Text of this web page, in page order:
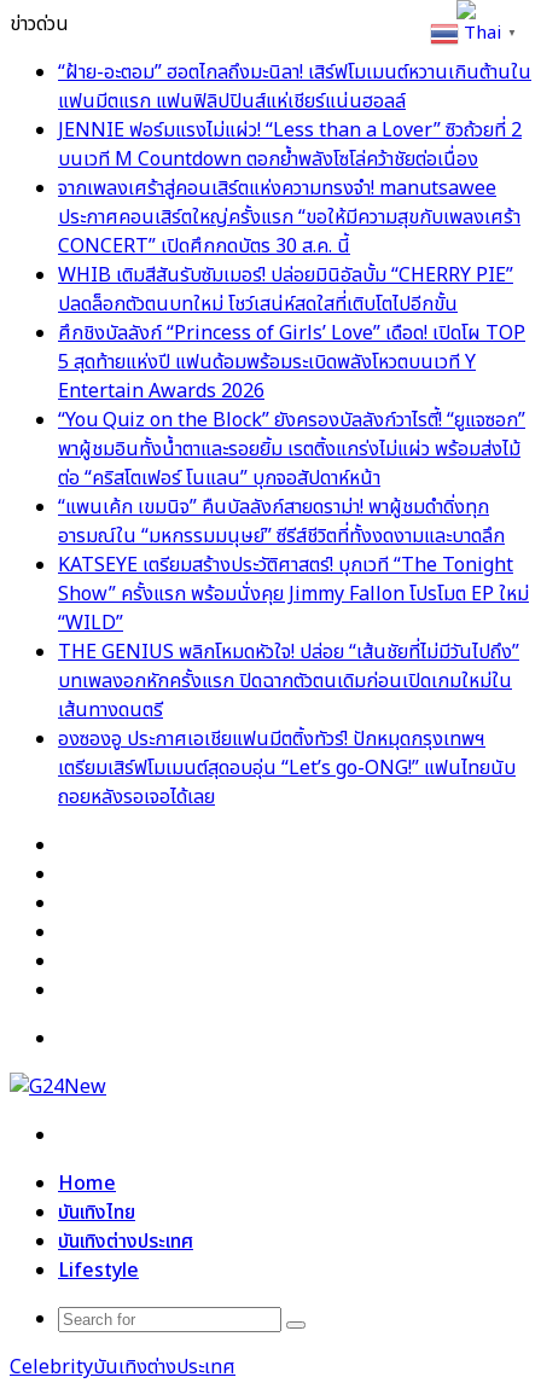
ข่าวด่วน
“ฝ้าย-อะตอม” ฮอตไกลถึงมะนิลา! เสิร์ฟโมเมนต์หวานเกินต้านใน
แฟนมีตแรก แฟนฟิลิปปินส์แห่เชียร์แน่นฮอลล์
JENNIE ฟอร์มแรงไม่แผ่ว! “Less than a Lover” ซิวถ้วยที่ 2
บนเวที M Countdown ตอกย้ำพลังโซโล่คว้าชัยต่อเนื่อง
จากเพลงเศร้าสู่คอนเสิร์ตแห่งความทรงจำ! manutsawee
ประกาศคอนเสิร์ตใหญ่ครั้งแรก “ขอให้มีความสุขกับเพลงเศร้า
CONCERT” เปิดศึกกดบัตร 30 ส.ค. นี้
WHIB เติมสีสันรับซัมเมอร์! ปล่อยมินิอัลบั้ม “CHERRY PIE”
ปลดล็อกตัวตนบทใหม่ โชว์เสน่ห์สดใสที่เติบโตไปอีกขั้น
ศึกชิงบัลลังก์ “Princess of Girls’ Love” เดือด! เปิดโผ TOP
5 สุดท้ายแห่งปี แฟนด้อมพร้อมระเบิดพลังโหวตบนเวที Y
Entertain Awards 2026
“You Quiz on the Block” ยังครองบัลลังก์วาไรตี้! “ยูแจซอก”
พาผู้ชมอินทั้งน้ำตาและรอยยิ้ม เรตติ้งแกร่งไม่แผ่ว พร้อมส่งไม้
ต่อ “คริสโตเฟอร์ โนแลน” บุกจอสัปดาห์หน้า
“แพนเค้ก เขมนิจ” คืนบัลลังก์สายดราม่า! พาผู้ชมดำดิ่งทุก
อารมณ์ใน “มหกรรมมนุษย์” ซีรีส์ชีวิตที่ทั้งงดงามและบาดลึก
KATSEYE เตรียมสร้างประวัติศาสตร์! บุกเวที “The Tonight
Show” ครั้งแรก พร้อมนั่งคุย Jimmy Fallon โปรโมต EP ใหม่
“WILD”
THE GENIUS พลิกโหมดหัวใจ! ปล่อย “เส้นชัยที่ไม่มีวันไปถึง”
บทเพลงอกหักครั้งแรก ปิดฉากตัวตนเดิมก่อนเปิดเกมใหม่ใน
เส้นทางดนตรี
องซองอู ประกาศเอเชียแฟนมีตติ้งทัวร์! ปักหมุดกรุงเทพฯ
เตรียมเสิร์ฟโมเมนต์สุดอบอุ่น “Let’s go-ONG!” แฟนไทยนับ
ถอยหลังรอเจอได้เลย
Home
บันเทิงไทย
บันเทิงต่างประเทศ
Lifestyle
Search
Celebrityบันเทิงต่างประเทศ
Thai ▼